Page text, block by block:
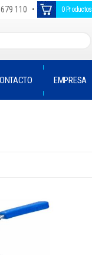
0 Productos
110 •
EMPRESA